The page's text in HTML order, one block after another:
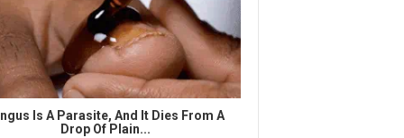
Is A Parasite, And It Dies From A
Drop Of Plain...